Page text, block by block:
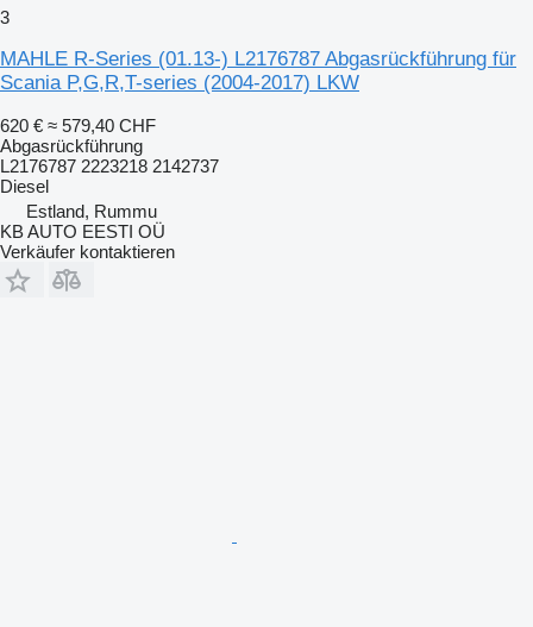
3
MAHLE R-Series (01.13-) L2176787 Abgasrückführung für
Scania P,G,R,T-series (2004-2017) LKW
620 € ≈ 579,40 CHF
Abgasrückführung
L2176787 2223218 2142737
Diesel
Estland, Rummu
KB AUTO EESTI OÜ
Verkäufer kontaktieren